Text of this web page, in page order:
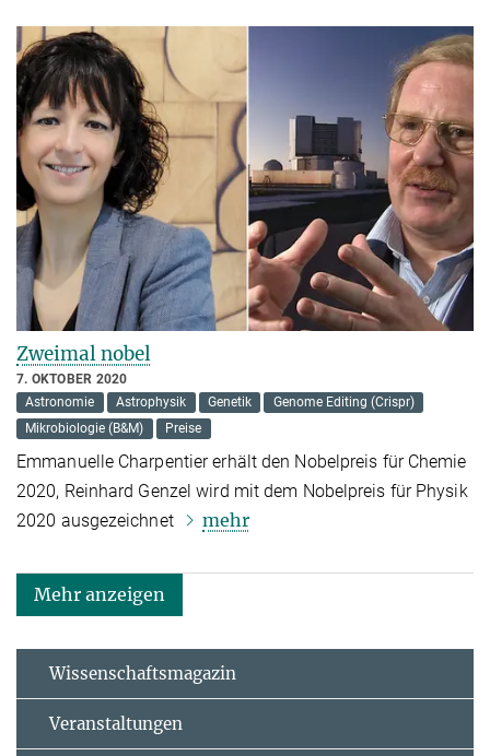
Zweimal nobel
7. OKTOBER 2020
Astronomie
Astrophysik Genetik
Genome Editing (Crispr)
Mikrobiologie (B&M)
Preise
Emmanuelle Charpentier erhält den Nobelpreis für Chemie
2020, Reinhard Genzel wird mit dem Nobelpreis für Physik
2020 ausgezeichnet
mehr
Mehr anzeigen
Wissenschaftsmagazin
Veranstaltungen